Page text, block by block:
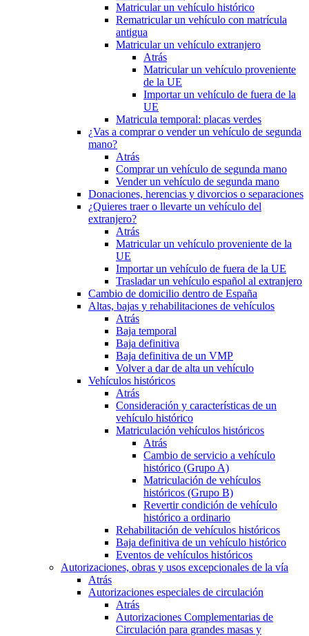
Matricular un vehículo histórico
Rematricular un vehículo con matrícula
antigua
Matricular un vehículo extranjero
Atrás
Matricular un vehículo proveniente
de la UE
Importar un vehículo de fuera de la
UE
Matricula temporal: placas verdes
¿Vas a comprar o vender un vehículo de segunda
mano?
Atrás
Comprar un vehículo de segunda mano
Vender un vehículo de segunda mano
Donaciones, herencias y divorcios o separaciones
¿Quieres traer o llevarte un vehículo del
extranjero?
Atrás
Matricular un vehículo proveniente de la
UE
Importar un vehículo de fuera de la UE
Trasladar un vehículo español al extranjero
Cambio de domicilio dentro de España
Altas, bajas y rehabilitaciones de vehículos
Atrás
Baja temporal
Baja definitiva
Baja definitiva de un VMP
Volver a dar de alta un vehículo
Vehículos históricos
Atrás
Consideración y características de un
vehículo histórico
Matriculación vehículos históricos
Atrás
Cambio de servicio a vehículo
histórico (Grupo A)
Matriculación de vehículos
históricos (Grupo B)
Revertir condición de vehículo
histórico a ordinario
Rehabilitación de vehículos históricos
Baja definitiva de un vehículo histórico
Eventos de vehículos históricos
Autorizaciones, obras y usos excepcionales de la vía
Atrás
Autorizaciones especiales de circulación
Atrás
Autorizaciones Complementarias de
Circulación para grandes masas y